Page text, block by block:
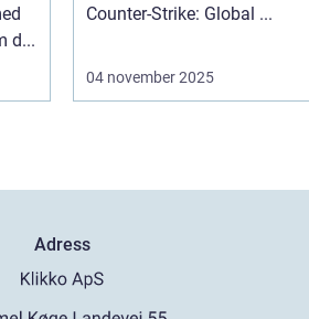
d...
Counter-Strike: Global ...
04 november 2025
Adress